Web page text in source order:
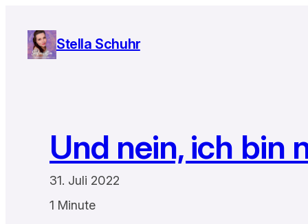
Inhalt
springen
Stella Schuhr
Und nein, ich bin
31. Juli 2022
1 Minute